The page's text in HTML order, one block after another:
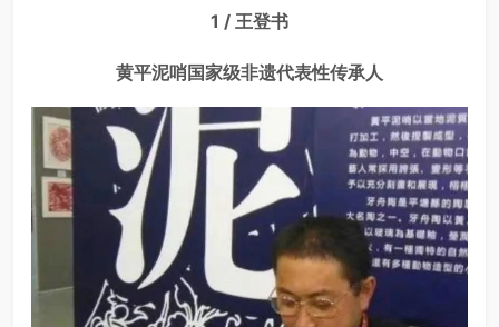
1 / 王登书
黄平泥哨国家级非遗代表性传承人